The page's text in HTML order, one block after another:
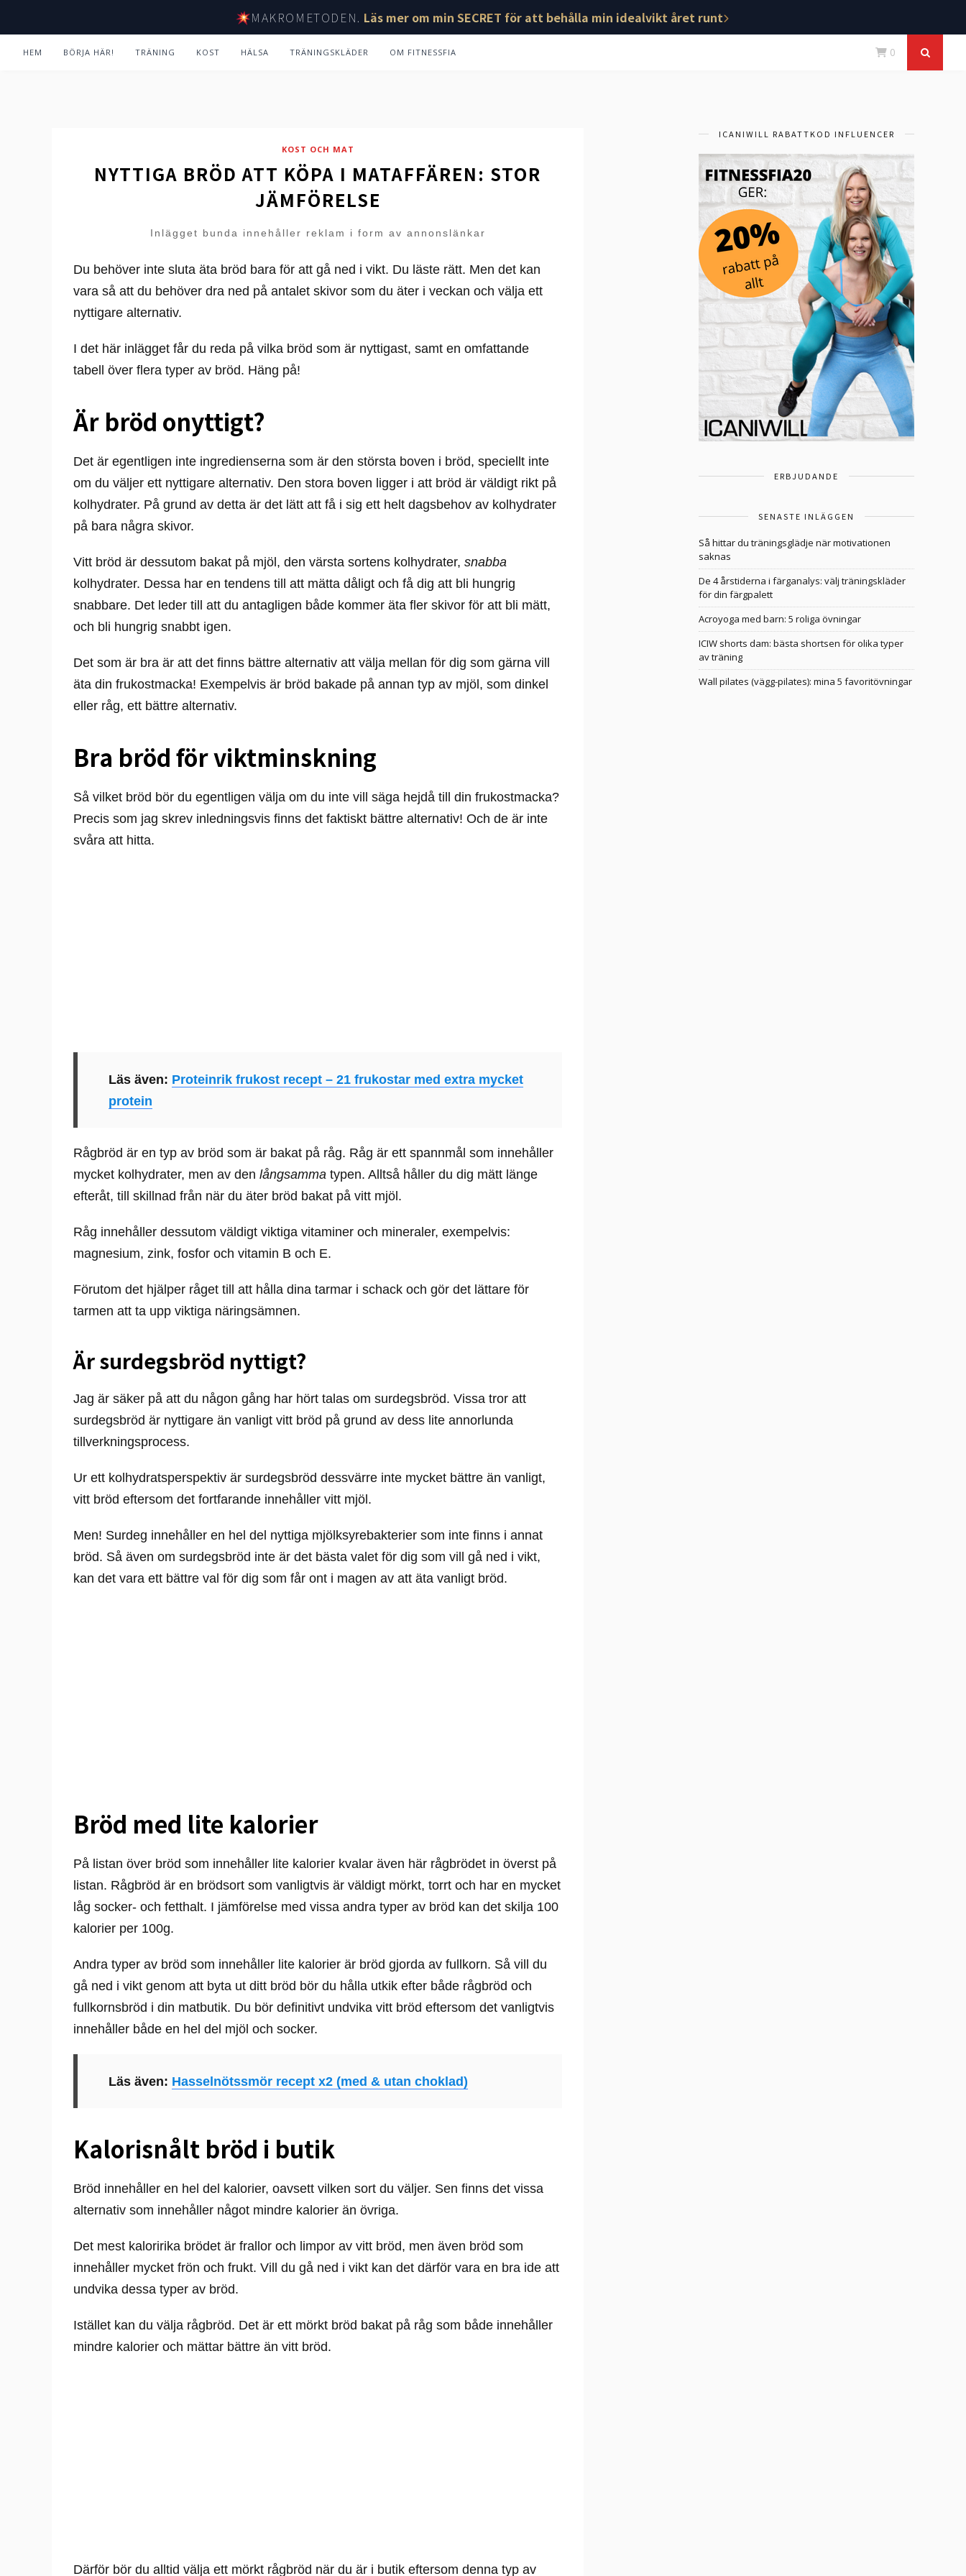
MAKROMETODEN. Läs mer om min SECRET för att behålla min idealvikt året runt
HEM BÖRJA HÄR! TRÄNING KOST HÄLSA TRÄNINGSKLÄDER OM FITNESSFIA 0
KOST OCH MAT
NYTTIGA BRÖD ATT KÖPA I MATAFFÄREN: STOR
JÄMFÖRELSE
Inlägget bunda innehåller reklam i form av annonslänkar
Du behöver inte sluta äta bröd bara för att gå ned i vikt. Du läste rätt. Men det kan
vara så att du behöver dra ned på antalet skivor som du äter i veckan och välja ett
nyttigare alternativ.
I det här inlägget får du reda på vilka bröd som är nyttigast, samt en omfattande
tabell över flera typer av bröd. Häng på!
Är bröd onyttigt?
Det är egentligen inte ingredienserna som är den största boven i bröd, speciellt inte
om du väljer ett nyttigare alternativ. Den stora boven ligger i att bröd är väldigt rikt på
kolhydrater. På grund av detta är det lätt att få i sig ett helt dagsbehov av kolhydrater
på bara några skivor.
Vitt bröd är dessutom bakat på mjöl, den värsta sortens kolhydrater, snabba
kolhydrater. Dessa har en tendens till att mätta dåligt och få dig att bli hungrig
snabbare. Det leder till att du antagligen både kommer äta fler skivor för att bli mätt,
och bli hungrig snabbt igen.
Det som är bra är att det finns bättre alternativ att välja mellan för dig som gärna vill
äta din frukostmacka! Exempelvis är bröd bakade på annan typ av mjöl, som dinkel
eller råg, ett bättre alternativ.
Bra bröd för viktminskning
Så vilket bröd bör du egentligen välja om du inte vill säga hejdå till din frukostmacka?
Precis som jag skrev inledningsvis finns det faktiskt bättre alternativ! Och de är inte
svåra att hitta.
Läs även: Proteinrik frukost recept – 21 frukostar med extra mycket
protein
Rågbröd är en typ av bröd som är bakat på råg. Råg är ett spannmål som innehåller
mycket kolhydrater, men av den långsamma typen. Alltså håller du dig mätt länge
efteråt, till skillnad från när du äter bröd bakat på vitt mjöl.
Råg innehåller dessutom väldigt viktiga vitaminer och mineraler, exempelvis:
magnesium, zink, fosfor och vitamin B och E.
Förutom det hjälper råget till att hålla dina tarmar i schack och gör det lättare för
tarmen att ta upp viktiga näringsämnen.
Är surdegsbröd nyttigt?
Jag är säker på att du någon gång har hört talas om surdegsbröd. Vissa tror att
surdegsbröd är nyttigare än vanligt vitt bröd på grund av dess lite annorlunda
tillverkningsprocess.
Ur ett kolhydratsperspektiv är surdegsbröd dessvärre inte mycket bättre än vanligt,
vitt bröd eftersom det fortfarande innehåller vitt mjöl.
Men! Surdeg innehåller en hel del nyttiga mjölksyrebakterier som inte finns i annat
bröd. Så även om surdegsbröd inte är det bästa valet för dig som vill gå ned i vikt,
kan det vara ett bättre val för dig som får ont i magen av att äta vanligt bröd.
Bröd med lite kalorier
På listan över bröd som innehåller lite kalorier kvalar även här rågbrödet in överst på
listan. Rågbröd är en brödsort som vanligtvis är väldigt mörkt, torrt och har en mycket
låg socker- och fetthalt. I jämförelse med vissa andra typer av bröd kan det skilja 100
kalorier per 100g.
Andra typer av bröd som innehåller lite kalorier är bröd gjorda av fullkorn. Så vill du
gå ned i vikt genom att byta ut ditt bröd bör du hålla utkik efter både rågbröd och
fullkornsbröd i din matbutik. Du bör definitivt undvika vitt bröd eftersom det vanligtvis
innehåller både en hel del mjöl och socker.
Läs även: Hasselnötssmör recept x2 (med & utan choklad)
Kalorisnålt bröd i butik
Bröd innehåller en hel del kalorier, oavsett vilken sort du väljer. Sen finns det vissa
alternativ som innehåller något mindre kalorier än övriga.
Det mest kaloririka brödet är frallor och limpor av vitt bröd, men även bröd som
innehåller mycket frön och frukt. Vill du gå ned i vikt kan det därför vara en bra ide att
undvika dessa typer av bröd.
Istället kan du välja rågbröd. Det är ett mörkt bröd bakat på råg som både innehåller
mindre kalorier och mättar bättre än vitt bröd.
Därför bör du alltid välja ett mörkt rågbröd när du är i butik eftersom denna typ av
ICANIWILL RABATTKOD INFLUENCER
ERBJUDANDE
SENASTE INLÄGGEN
Så hittar du träningsglädje när motivationen
saknas
De 4 årstiderna i färganalys: välj träningskläder
för din färgpalett
Acroyoga med barn: 5 roliga övningar
ICIW shorts dam: bästa shortsen för olika typer
av träning
Wall pilates (vägg-pilates): mina 5 favoritövningar